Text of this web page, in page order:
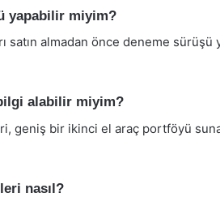
yapabilir miyim?
almadan önce deneme sürüşü
alabilir miyim?
geniş bir ikinci el araç portföyü
nasıl?